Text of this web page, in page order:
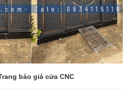
báo giá cửa CNC